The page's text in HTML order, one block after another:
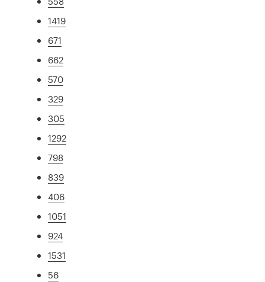
1419
671
662
570
329
305
1292
798
839
406
1051
924
1531
56